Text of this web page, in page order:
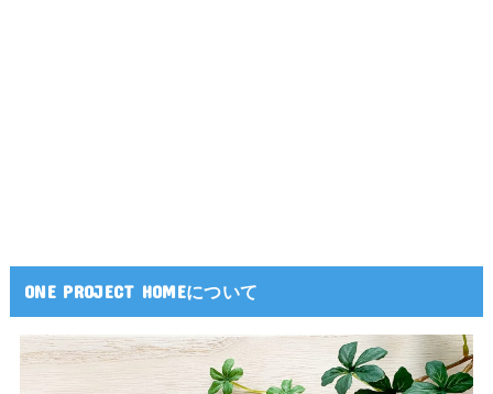
ONE PROJECT HOMEについて